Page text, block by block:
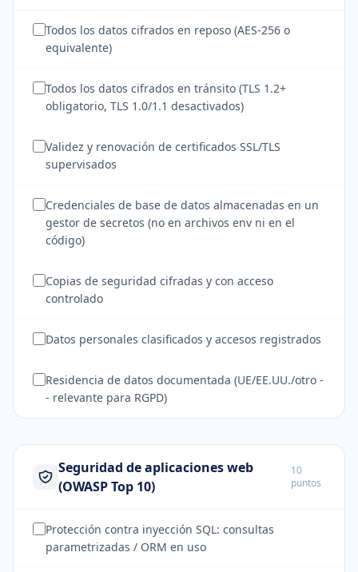
Todos los datos cifrados en reposo (AES-256 o
equivalente)
Todos los datos cifrados en tránsito (TLS 1.2+
obligatorio, TLS 1.0/1.1 desactivados)
Validez y renovación de certificados SSL/TLS
supervisados
Credenciales de base de datos almacenadas en un
gestor de secretos (no en archivos env ni en el
código)
Copias de seguridad cifradas y con acceso
controlado
Datos personales clasificados y accesos registrados
Residencia de datos documentada (UE/EE.UU./otro -
- relevante para RGPD)
Seguridad de aplicaciones web
(OWASP Top 10)
10
puntos
Protección contra inyección SQL: consultas
parametrizadas / ORM en uso